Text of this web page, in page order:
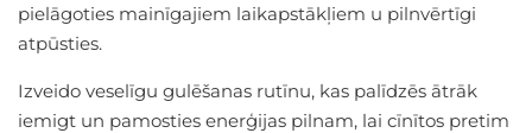
pielāgoties mainīgajiem laikapstākļiem u pilnvērtīgi
atpūsties.
Izveido veselīgu gulēšanas rutīnu, kas palīdzēs ātrāk
iemigt un pamosties enerģijas pilnam, lai cīnītos pretim